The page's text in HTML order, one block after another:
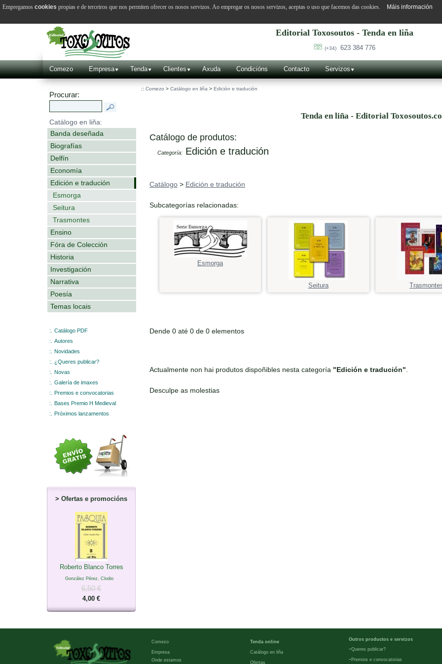
Editorial Toxosoutos - Tenda en liña
(+34) 623 384 776
Comezo Empresa Tenda Clientes Axuda Condicións Contacto Servizos
Procurar:
Catálogo en liña:
Banda deseñada
Biografías
Delfín
Economía
Edición e tradución
Esmorga
Seitura
Trasmontes
Ensino
Fóra de Colección
Historia
Investigación
Narrativa
Poesía
Temas locais
:.
Catálogo PDF
:.
Autores
:.
Novidades
:.
¿Queres publicar?
:.
Novas
:.
Galería de imaxes
:.
Premios e convocatorias
:.
Bases Premio H Medieval
:.
Próximos lanzamentos
> Ofertas e promocións
Roberto Blanco Torres
González Pérez, Clodio
6,50 €
4,00 €
:: Comezo > Catálogo en liña > Edición e tradución
Tenda en liña - Editorial
Catálogo de produtos:
Categoría: Edición e tradución
Catálogo > Edición e tradución
Subcategorías relacionadas:
Esmorga
Seitura
Dende 0 até 0 de 0 elementos
Actualmente non hai produtos dispoñibles nesta categoría "Edición e tradución"
Desculpe as molestias
Comezo
Empresa
Onde estamos
Tenda online
Catálogo en liña
Ofertas
Outros productos e servizos
-Queres publicar?
- Premios e convocatorias
Empregamos cookies propias e de terceiros que nos permiten ofrecer os nosos servizos. Ao empregar os nosos servizos, aceptas o uso que facemos das cookies. Máis información